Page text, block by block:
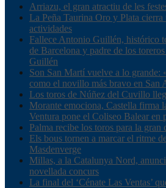
Arriazu, el gran atractiu de les
La Peña Taurina Oro y Plata
actividades
Fallece Antonio Guillén, histórico
de Barcelona y padre de los
Guillén
Son San Martí vuelve a lo grande:
como el novillo más bravo en San
Los toros de Núñez del Cuvillo
Morante emociona, Castella firma
Ventura pone el Coliseo Balear en
Palma recibe los toros para la gran
Els bous tornen a marcar el ritme
Masdenverge
Millas, a la Catalunya Nord,
novellada concurs
La final del ‘Cénate Las Ventas’